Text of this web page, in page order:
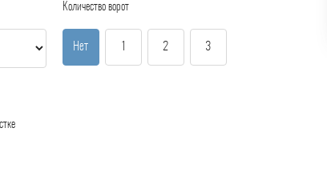
Количество ворот
Нет 2 3